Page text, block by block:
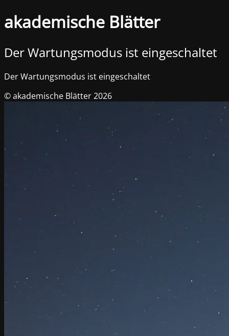
akademische Blätter
Der Wartungsmodus ist eingeschaltet
Der Wartungsmodus ist eingeschaltet
© akademische Blätter 2026